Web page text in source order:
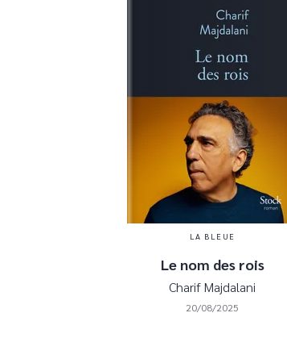
LA BLEUE
Le nom des rois
Charif Majdalani
20/08/2025